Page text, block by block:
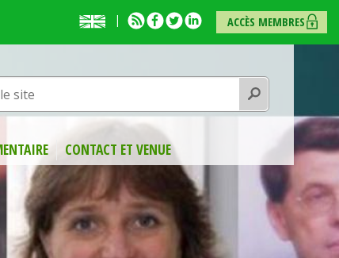
English
presentation
RSSFacebook
TwitterLinkedinACCÈS MEMBRES
Rechercher
CONTACT ET VENUE